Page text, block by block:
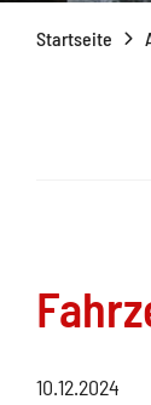
Startseite
10.12.2024